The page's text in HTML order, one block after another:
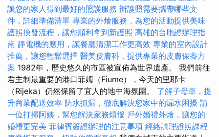
讓您的家人得到最好的照護服務 辦護照需要攜帶哪些文
件，詳細準備清單 專業的外燴服務，為您的活動提供美味
護照換發流程，讓您順利拿到新護照 高雄的台胞證辦理指
南 靜電機的應用，讓餐廳清潔工作更高效 專業的室內設計
推薦，讓您輕鬆選擇 醫美皮膚科，提供專業的皮膚保養方
案 1982年，歷史悠久的市區被宣佈為世界遺產。 我們前往
君主制最重要的港口菲姆（Fiume），今天的里耶卡
（Rijeka）仍然保留了宜人的地中海氛圍。 了解子母車，提
升商業配送效率 防水抓漏，徹底解決您家中的漏水困擾 請
一位打掃阿姨，幫您解決家務煩惱 戶外婚禮外燴，讓您的
婚禮更完美 菲律賓簽證辦理的注意事項 經絡調理證照課程